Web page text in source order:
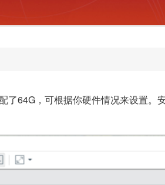
64G，可根据你硬件情况来设置。